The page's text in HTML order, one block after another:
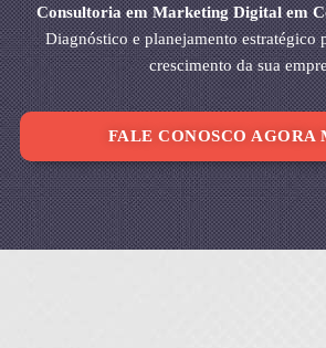
Consultoria em Marketing Digital em
Diagnóstico e planejamento estratégico
crescimento da sua
FALE CONOSCO AGORA